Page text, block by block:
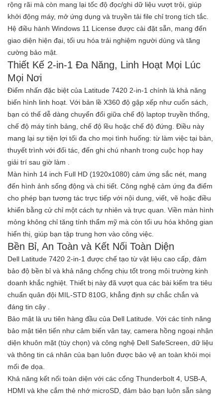
rộng rãi mà còn mang lại tốc độ đọc/ghi dữ liệu vượt trội, giúp
khởi động máy, mở ứng dụng và truyền tải file chỉ trong tích tắc.
Hệ điều hành Windows 11 License được cài đặt sẵn, mang đến
giao diện hiện đại, tối ưu hóa trải nghiệm người dùng và tăng
cường bảo mật.
Thiết Kế 2-in-1 Đa Năng, Linh Hoạt Mọi Lúc
Mọi Nơi
Điểm nhấn đặc biệt của Latitude 7420 2-in-1 chính là khả năng
biến hình linh hoạt. Với bản lề X360 độ gập xếp như cuốn sách
bạn có thể dễ dàng chuyển đổi giữa chế độ laptop truyền thống,
chế độ máy tính bảng, chế độ lều hoặc chế độ đứng. Điều này
mang lại sự tiện lợi tối đa cho mọi tình huống: từ làm việc tại bàn,
thuyết trình với đối tác, đến ghi chú nhanh trong cuộc họp hay
giải trí sau giờ làm
Màn hình 14 inch Full HD (1920x1080) cảm ứng sắc nét, mang
đến hình ảnh sống động và chi tiết. Công nghệ cảm ứng đa điểm
cho phép bạn tương tác trực tiếp với nội dung, viết, vẽ hoặc điều
khiển bằng cử chỉ một cách tự nhiên và trực quan. Viền màn hình
mỏng không chỉ tăng tính thẩm mỹ mà còn tối ưu hóa không gian
hiển thị, giúp bạn tập trung hơn vào công việc.
Bền Bỉ, An Toàn và Kết Nối Toàn Diện
Dell Latitude 7420 2-in-1 được chế tạo từ vật liệu cao cấp, đảm
bảo độ bền bỉ và khả năng chống chịu tốt trong môi trường kinh
doanh khắc nghiệt. Thiết bị này đã vượt qua các bài kiểm tra tiêu
chuẩn quân đội MIL-STD 810G, khẳng định sự chắc chắn và
đáng tin cậy
Bảo mật là ưu tiên hàng đầu của Dell Latitude. Với các tính năng
bảo mật tiên tiến như cảm biến vân tay, camera hồng ngoại nhận
diện khuôn mặt (tùy chọn) và công nghệ Dell SafeScreen, dữ liệu
và thông tin cá nhân của bạn luôn được bảo vệ an toàn khỏi mọi
mối đe dọa.
Khả năng kết nối toàn diện với các cổng Thunderbolt 4, USB-A,
HDMI và khe cắm thẻ nhớ microSD, đảm bảo bạn luôn sẵn sàng